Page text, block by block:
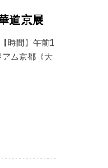
道京展
時間】午前1
ム京都《大